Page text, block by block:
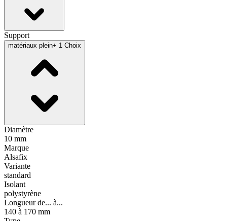
Support
matériaux plein+ 1 Choix
Diamètre
10 mm
Marque
Alsafix
Variante
standard
Isolant
polystyrène
Longueur de... à...
140 à 170 mm